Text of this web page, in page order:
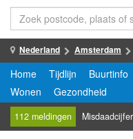
Nederland Amsterdam
Home Tijdlijn Buurtinfo
Wonen
Gezondheid
112 meldingen